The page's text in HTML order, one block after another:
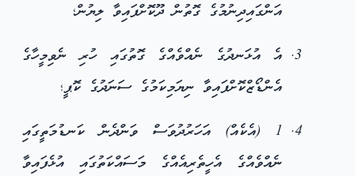
އަންގައިދިނުމުގެ ގޮތުން ދޫކޮށްފައިވާ ލިޔުން؛
އެ އުޅަނދުގެ ނެއްވެއްގެ ގޮތުގައި ހުރި ނެވިމީހާގެ
އެންޑޯޒްކޮށްފައިވާ ނިޔަމިކަމުގެ ސަނަދުގެ ކޮޕީ؛
1 (އެކެއް) އަހަރުދުވަސް ވަންދެން ކަނޑުމަތީގައި
ނެއްވެއްގެ އެހީތެރިއެއްގެ މަސައްކަތުގައި އުޅެފައިވާ